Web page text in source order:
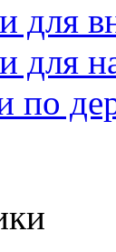
для
для
по